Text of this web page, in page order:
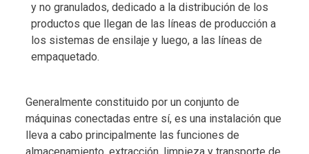
y no granulados, dedicado a la distribución de los
productos que llegan de las líneas de producción a
los sistemas de ensilaje y luego, a las líneas de
empaquetado.
Generalmente constituido por un conjunto de
máquinas conectadas entre sí, es una instalación que
lleva a cabo principalmente las funciones de